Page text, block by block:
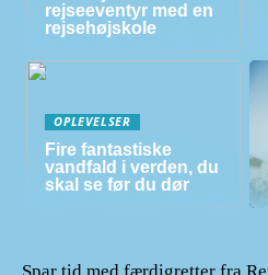
rejseeventyr med en
rejsehøjskole
OPLEVELSER
Fire fantastiske
vandfald i verden, du
skal se før du dør